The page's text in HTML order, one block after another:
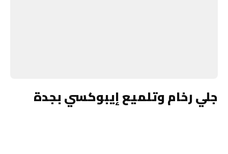
جلي رخام وتلميع إيبوكسي بجدة